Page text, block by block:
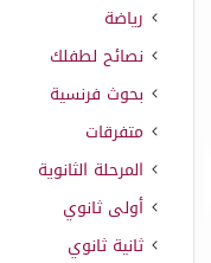
رياضة
نصائح لطفلك
بحوث فرنسية
متفرقات
المرحلة الثانوية
أولى ثانوي
ثانية ثانوي